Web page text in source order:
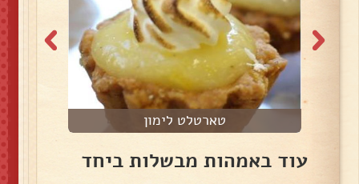
טארטלט לימון
עוד באמהות מבשלות ביחד